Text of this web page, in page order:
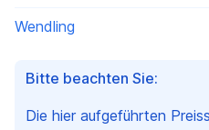
Bitte beachten Sie:
Die hier aufgeführten
Wendling